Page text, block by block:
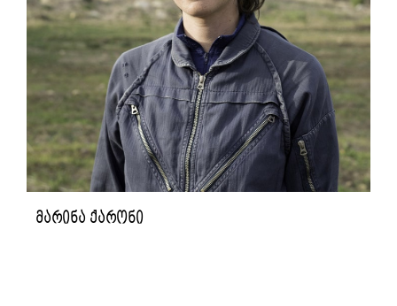
მარინა ქარონი